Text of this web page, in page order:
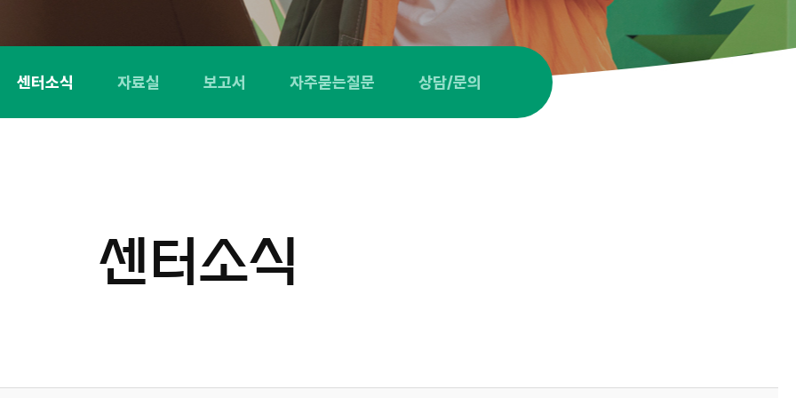
센터소식 자료실 보고서 자주묻는질문 상담/문의
센터소식